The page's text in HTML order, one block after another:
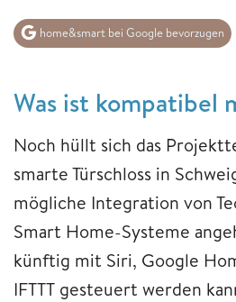
home&smart bei Google bevorzugen
Was ist kompatibel
Noch hüllt sich das
smarte Türschloss in
mögliche Integration von
Smart Home-Systeme
künftig mit Siri, Google
IFTTT gesteuert werden